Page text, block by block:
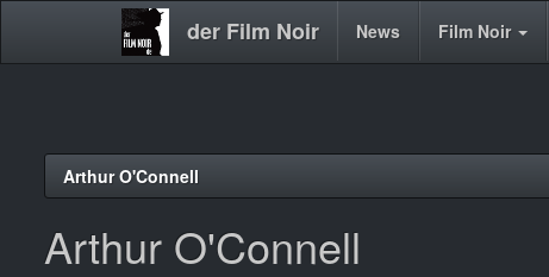
der Film Noir
Main News Film Noir
Arthur O'Connell
Arthur O'Connell